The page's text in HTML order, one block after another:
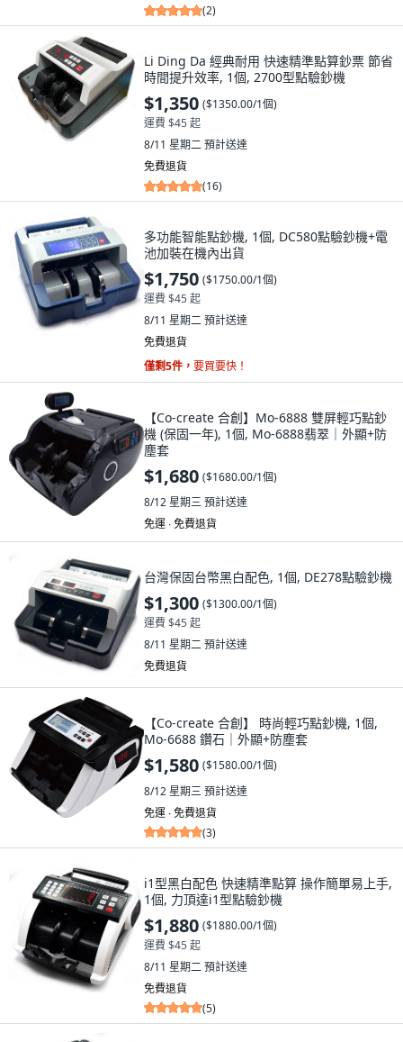
(2)
Li Ding Da 經典耐用 快速精準點算鈔票 節省
時間提升效率, 1個, 2700型點驗鈔機
$1,350 ($1350.00/1個)
運費 $45 起
8/11 星期二預計送達
免費退貨
(16)
多功能智能點鈔機, 1個, DC580點驗鈔機+電
池加裝在機內出貨
$1,750 ($1750.00/1個)
運費 $45 起
8/11 星期二預計送達
免費退貨
僅剩5件， 要買要快！
【Co-create 合創】Mo-6888 雙屏輕巧點鈔
機 (保固一年), 1個, Mo-6888翡翠｜外顯+防
塵套
$1,680 ($1680.00/1個)
8/12 星期三預計送達
免運 ∙ 免費退貨
台灣保固台幣黑白配色, 1個, DE278點驗鈔機
$1,300 ($1300.00/1個)
運費 $45 起
8/11 星期二預計送達
免費退貨
【Co-create 合創】 時尚輕巧點鈔機, 1個,
Mo-6688 鑽石｜外顯+防塵套
$1,580 ($1580.00/1個)
8/12 星期三預計送達
免運 ∙ 免費退貨
(3)
i1型黑白配色 快速精準點算 操作簡單易上手,
1個, 力頂達i1型點驗鈔機
$1,880 ($1880.00/1個)
運費 $45 起
8/11 星期二預計送達
免費退貨
(5)